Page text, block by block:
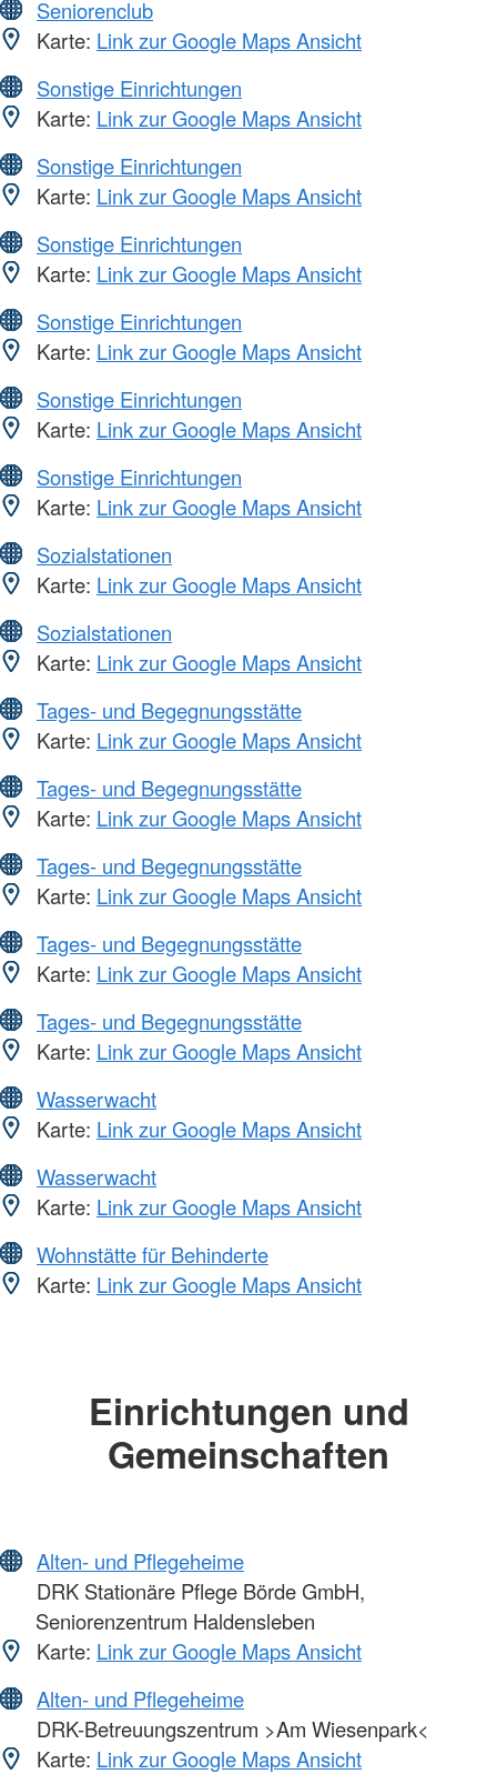
Seniorenclub
Karte: Link zur Google Maps Ansicht
Sonstige Einrichtungen
Karte: Link zur Google Maps Ansicht
Sonstige Einrichtungen
Karte: Link zur Google Maps Ansicht
Sonstige Einrichtungen
Karte: Link zur Google Maps Ansicht
Sonstige Einrichtungen
Karte: Link zur Google Maps Ansicht
Sonstige Einrichtungen
Karte: Link zur Google Maps Ansicht
Sonstige Einrichtungen
Karte: Link zur Google Maps Ansicht
Sozialstationen
Karte: Link zur Google Maps Ansicht
Sozialstationen
Karte: Link zur Google Maps Ansicht
Tages- und Begegnungsstätte
Karte: Link zur Google Maps Ansicht
Tages- und Begegnungsstätte
Karte: Link zur Google Maps Ansicht
Tages- und Begegnungsstätte
Karte: Link zur Google Maps Ansicht
Tages- und Begegnungsstätte
Karte: Link zur Google Maps Ansicht
Tages- und Begegnungsstätte
Karte: Link zur Google Maps Ansicht
Wasserwacht
Karte: Link zur Google Maps Ansicht
Wasserwacht
Karte: Link zur Google Maps Ansicht
Wohnstätte für Behinderte
Karte: Link zur Google Maps Ansicht
Einrichtungen und
Gemeinschaften
Alten- und Pflegeheime
DRK Stationäre Pflege Börde GmbH,
Seniorenzentrum Haldensleben
Karte: Link zur Google Maps Ansicht
Alten- und Pflegeheime
DRK-Betreuungszentrum >Am Wiesenpark<
Karte: Link zur Google Maps Ansicht